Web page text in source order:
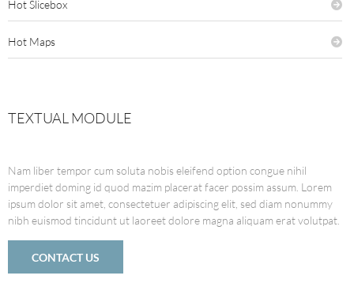
Hot Slicebox
Hot Maps
TEXTUAL MODULE
Nam liber tempor cum soluta nobis eleifend option congue nihil
imperdiet doming id quod mazim placerat facer possim assum. Lorem
ipsum dolor sit amet, consectetuer adipiscing elit, sed diam nonummy
nibh euismod tincidunt ut laoreet dolore magna aliquam erat volutpat.
CONTACT US